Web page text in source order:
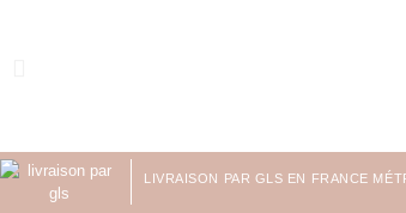
LIVRAISON PAR GLS EN FRANCE